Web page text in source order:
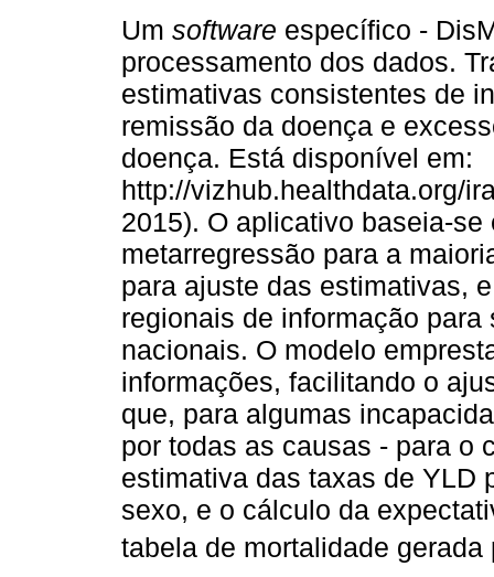
Um software específico -
processamento dos dados.
estimativas consistentes de
remissão da doença e
doença. Está disponível em:
http://vizhub.healthdata.org/
2015). O aplicativo baseia-
metarregressão para a
para ajuste das estimativas,
regionais de informação
nacionais. O modelo
informações, facilitando o
que, para algumas
por todas as causas - para o
estimativa das taxas de YLD
sexo, e o cálculo da
tabela de mortalidade gerada